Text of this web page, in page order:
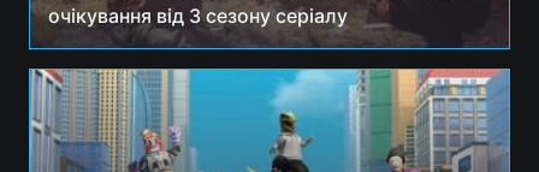
очікування від 3 сезону серіалу